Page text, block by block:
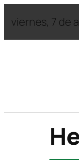
viernes, 7 de